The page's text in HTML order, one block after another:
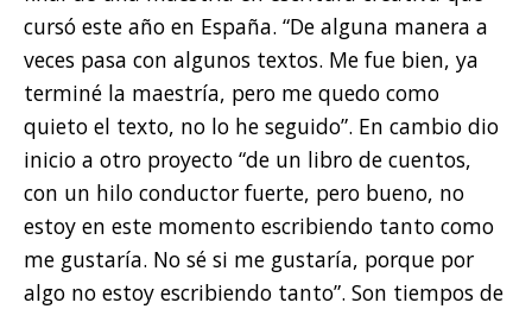
cursó este año en España. “De alguna manera a
veces pasa con algunos textos. Me fue bien, ya
terminé la maestría, pero me quedo como
quieto el texto, no lo he seguido”. En cambio dio
inicio a otro proyecto “de un libro de cuentos,
con un hilo conductor fuerte, pero bueno, no
estoy en este momento escribiendo tanto como
me gustaría. No sé si me gustaría, porque por
algo no estoy escribiendo tanto”. Son tiempos de